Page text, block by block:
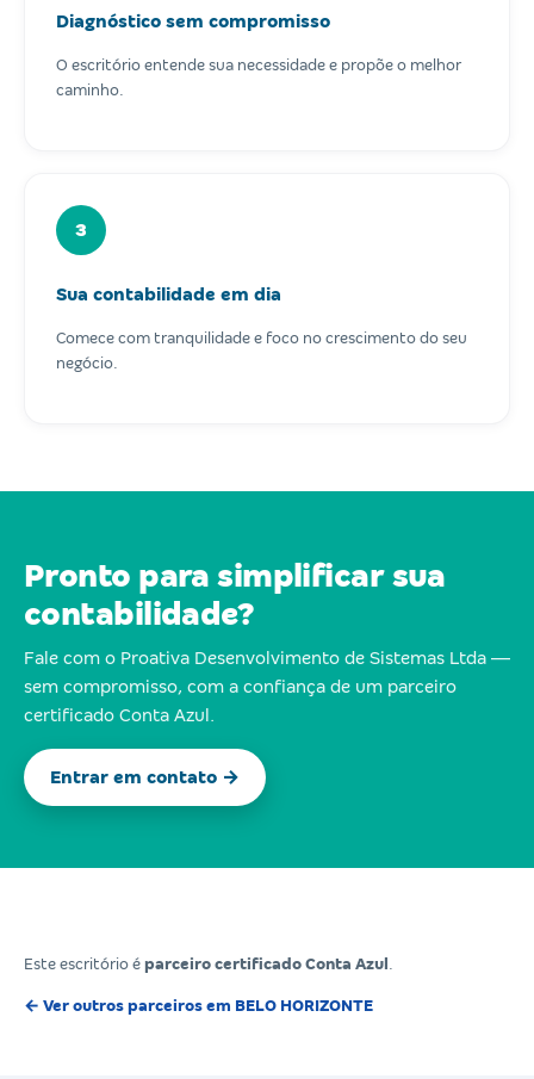
Diagnóstico sem compromisso
O escritório entende sua necessidade e propõe o melhor
caminho.
3
Sua contabilidade em dia
Comece com tranquilidade e foco no crescimento do seu
negócio.
Pronto para simplificar sua
contabilidade?
Fale com o Proativa Desenvolvimento de Sistemas Ltda —
sem compromisso, com a confiança de um parceiro
certificado Conta Azul.
Entrar em contato →
Este escritório é parceiro certificado Conta Azul
← Ver outros parceiros em BELO HORIZONTE